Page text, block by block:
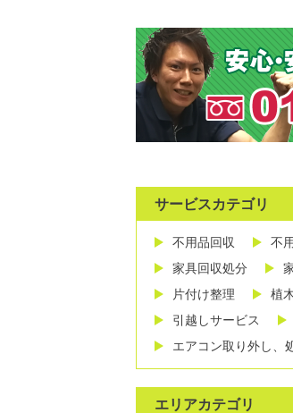
サービスカテゴリ
不用品回収 不
家具回収処分
片付け整理
植
引越しサービス
エアコン取り外し、
エリアカテゴリ